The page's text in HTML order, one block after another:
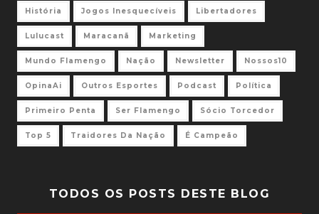
História Jogos Inesquecíveis Libertadores
Lulucast Maracanã Marketing
Mundo Flamengo Nação Newsletter Nossos10
OpinaAi Outros Esportes Podcast Política
Primeiro Penta Ser Flamengo Sócio Torcedor
Top 5 Traidores Da Nação É Campeão
TODOS OS POSTS DESTE BLOG